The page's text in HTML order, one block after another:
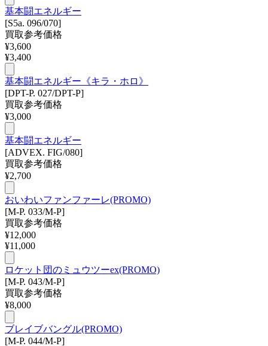
基本闘エネルギー
[S5a. 096/070]
買取参考価格
¥3,600
¥3,400
基本闘エネルギー《キラ・ホロ》
[DPT-P. 027/DPT-P]
買取参考価格
¥3,000
基本闘エネルギー
[ADVEX. FIG/080]
買取参考価格
¥2,700
おいわいファンファーレ(PROMO)
[M-P. 033/M-P]
買取参考価格
¥12,000
¥11,000
ロケット団のミュウツーex(PROMO)
[M-P. 043/M-P]
買取参考価格
¥8,000
ブレイブバングル(PROMO)
[M-P. 044/M-P]